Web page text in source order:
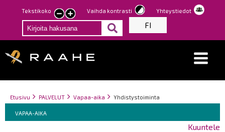
Hyppää
pääsisältöön
Tekstikoko
Pienennä
tekstin
kokoa
Suurenna
tekstin
kokoa
Vaihda kontrasti Yhteystiedot
FI
Breadcrumbs
You
here:
Etusivu PALVELUT Vapaa-aika Yhdistystoiminta
Breadcrumbs
You
are
VAPAA-AIKA
Kuuntele